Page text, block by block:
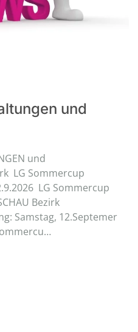
und
und
LG Sommercup
LG Sommercup
Bezirk
Samstag, 12.Septemer